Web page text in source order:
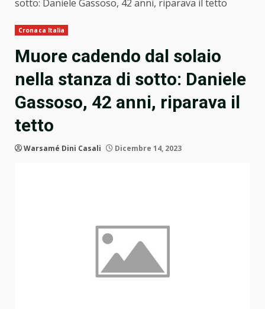
sotto: Daniele Gassoso, 42 anni, riparava il tetto
Cronaca Italia
Muore cadendo dal solaio
nella stanza di sotto: Daniele
Gassoso, 42 anni, riparava il
tetto
Warsamé Dini Casali Dicembre 14, 2023